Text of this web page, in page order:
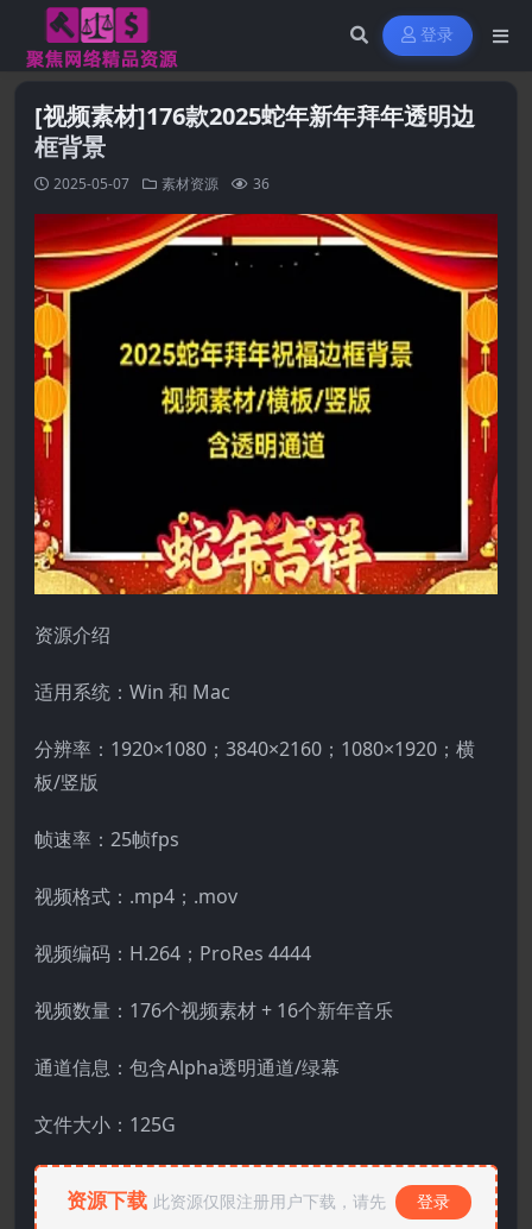
登录
[视频素材]176款2025蛇年新年拜年透明边
框背景
2025-05-07 素材资源 36
资源介绍
适用系统：Win 和 Mac
分辨率：1920×1080；3840×2160；1080×1920；横
板/竖版
帧速率：25帧fps
视频格式：.mp4；.mov
视频编码：H.264；ProRes 4444
视频数量：176个视频素材 + 16个新年音乐
通道信息：包含Alpha透明通道/绿幕
文件大小：125G
资源下载 此资源仅限注册用户下载，请先 登录